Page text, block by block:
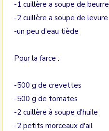
-1 cuillère a soupe de beurre
-2 cuillère a soupe de levure
-un peu d'eau tiède
Pour la farce :
-500 g de crevettes
-500 g de tomates
-2 cuillère à soupe d'huile
-2 petits morceaux d'ail